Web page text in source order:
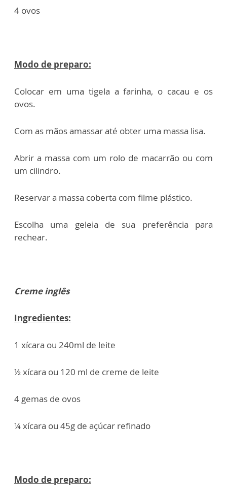
4 ovos
Modo de preparo:
Colocar em uma tigela a farinha, o cacau e os
ovos.
Com as mãos amassar até obter uma massa lisa.
Abrir a massa com um rolo de macarrão ou com
um cilindro.
Reservar a massa coberta com filme plástico.
Escolha uma geleia de sua preferência para
rechear.
Creme inglês
Ingredientes:
1 xícara ou 240ml de leite
½ xícara ou 120 ml de creme de leite
4 gemas de ovos
¼ xícara ou 45g de açúcar refinado
Modo de preparo: